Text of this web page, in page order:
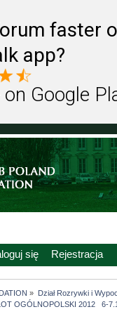
faster
app?
on Google
się Rejestracja
»
Dział Rozrywki i
OGÓLNOPOLSKI 2012   6-